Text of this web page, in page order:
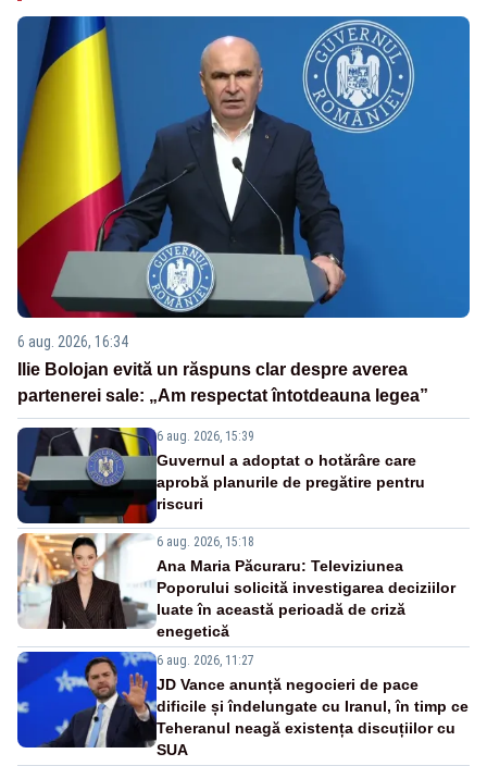
6 aug. 2026, 16:34
Ilie Bolojan evită un răspuns clar despre averea
partenerei sale: „Am respectat întotdeauna legea”
6 aug. 2026, 15:39
Guvernul a adoptat o hotărâre care
aprobă planurile de pregătire pentru
riscuri
6 aug. 2026, 15:18
Ana Maria Păcuraru: Televiziunea
Poporului solicită investigarea deciziilor
luate în această perioadă de criză
enegetică
6 aug. 2026, 11:27
JD Vance anunță negocieri de pace
dificile și îndelungate cu Iranul, în timp ce
Teheranul neagă existența discuțiilor cu
SUA